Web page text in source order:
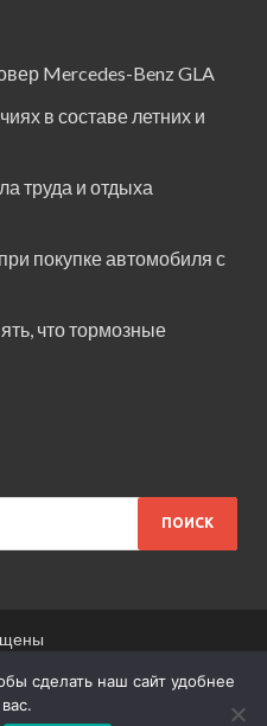
Mercedes-Benz GLA
в составе летних и
труда и отдыха
покупке автомобиля с
что тормозные
сайта ссылка
сделать наш сайт удобнее